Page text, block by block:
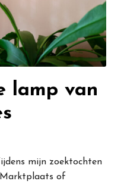
lamp van
mijn zoektochten
of